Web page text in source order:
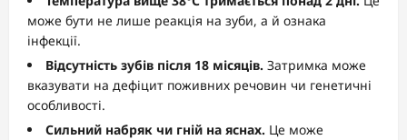
може бути не лише реакція на зуби, а й ознака
інфекції.
Відсутність зубів після 18 місяців. Затримка може
вказувати на дефіцит поживних речовин чи генетичні
особливості.
Сильний набряк чи гній на яснах. Це може